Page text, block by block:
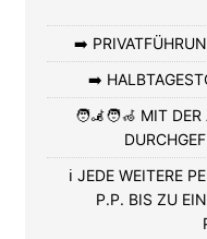
➡️
➡️
🧑‍🦼🧑‍🦽 MIT
ℹ️ JEDE WEITERE
P.P. BIS ZU